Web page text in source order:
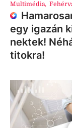
Multimédia,
egy igazán
nektek!
titokra!